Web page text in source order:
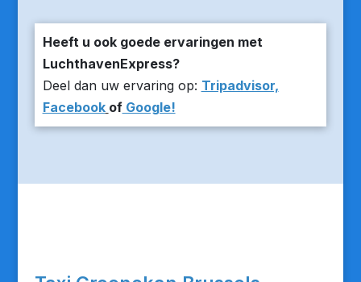
Heeft u ook goede ervaringen met
LuchthavenExpress?
Deel dan uw ervaring op: Tripadvisor,
Facebook ofGoogle!